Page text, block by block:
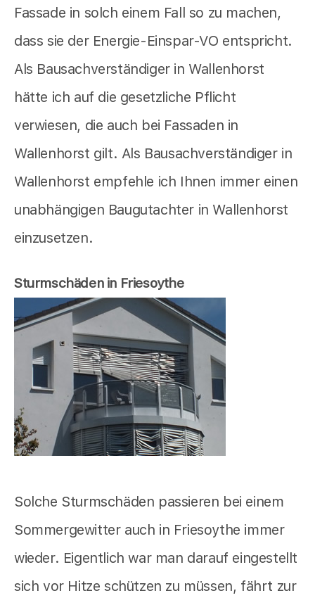
Fassade in solch einem Fall so zu machen,
dass sie der Energie-Einspar-VO entspricht.
Als Bausachverständiger in Wallenhorst
hätte ich auf die gesetzliche Pflicht
verwiesen, die auch bei Fassaden in
Wallenhorst gilt. Als Bausachverständiger in
Wallenhorst empfehle ich Ihnen immer einen
unabhängigen Baugutachter in Wallenhorst
einzusetzen.
Sturmschäden in Friesoythe
Solche Sturmschäden passieren bei einem
Sommergewitter auch in Friesoythe immer
wieder. Eigentlich war man darauf eingestellt
sich vor Hitze schützen zu müssen, fährt zur